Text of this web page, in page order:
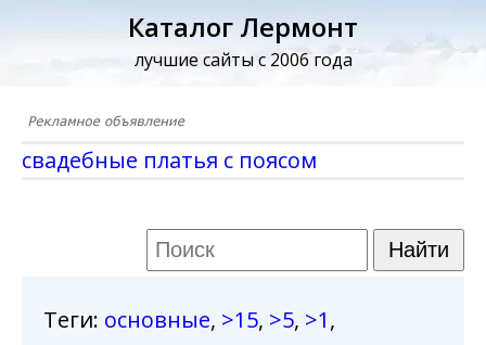
Каталог Лермонт
лучшие сайты с 2006 года
свадебные платья с поясом
Теги: основные, >15, >5, >1,